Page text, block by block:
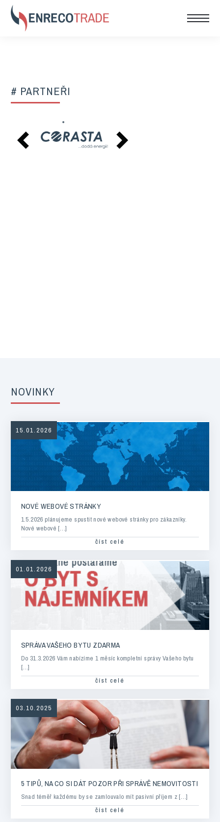
# PARTNEŘI
NOVINKY
15.01.2026
NOVÉ WEBOVÉ STRÁNKY
1.5.2026 plánujeme spustit nové webové stránky pro zákazníky.
Nové webové […]
číst celé
01.01.2026
SPRÁVA VAŠEHO BYTU ZDARMA
Do 31.3.2026 Vám nabízíme 1 měsíc kompletní správy Vašeho bytu
[…]
číst celé
03.10.2025
5 TIPŮ, NA CO SI DÁT POZOR PŘI SPRÁVĚ NEMOVITOSTI
Snad téměř každému by se zamlouvalo mít pasivní příjem z […]
číst celé